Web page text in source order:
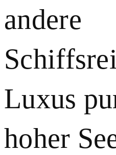
andere
Luxus
hoher